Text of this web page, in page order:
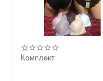
Комплект